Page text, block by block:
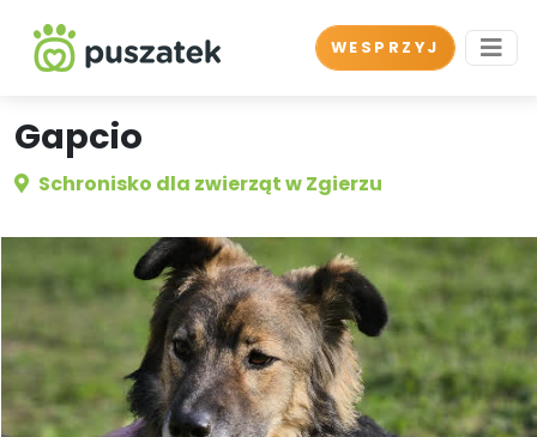
WESPRZYJ
Gapcio
Schronisko dla zwierząt w Zgierzu